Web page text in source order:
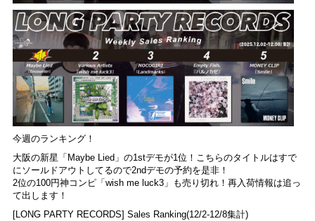
今週のランキング！
大阪の新星「Maybe Lied」の1stデモが1位！こちらのタイトルはすで
にソールドアウトしてるので2ndデモの予約を是非！
2位の100円神コンピ「wish me luck3」も売り切れ！再入荷情報は追っ
て出します！
[LONG PARTY RECORDS] Sales Ranking(12/2-12/8集計)